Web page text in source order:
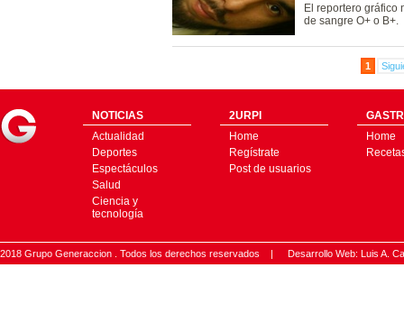
El reportero gráfico
de sangre O+ o B+.
1
NOTICIAS
Actualidad
Deportes
Espectáculos
Salud
Ciencia y
tecnología
2URPI
Home
Regístrate
Post de usuarios
Home
2018 Grupo Generaccion . Todos los derechos reservados | Desarrollo Web: Luis